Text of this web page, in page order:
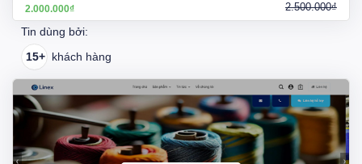
2.000.000₫ 2.500.000₫
Tin dùng bởi:
15+ khách hàng